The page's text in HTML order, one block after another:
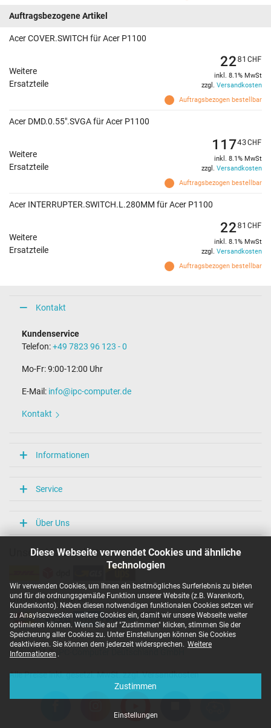
Diese Webseite verwendet Cookies und ähnliche
Technologien
Wir verwenden Cookies, um Ihnen ein bestmögliches Surferlebnis zu bieten
und für die ordnungsgemäße Funktion unserer Website (z.B. Warenkorb,
Kundenkonto). Neben diesen notwendigen funktionalen Cookies setzen wir
zu Anaylsezwecken weitere Cookies ein, damit wir unsere Webseite weiter
optimieren können. Wenn Sie auf "Zustimmen" klicken, stimmen Sie der
Speicherung aller Cookies zu. Unter Einstellungen können Sie Cookies
deaktivieren. Sie können dem jederzeit widersprechen. Weitere
Informationen .
Zustimmen
Einstellungen
Auftragsbezogene Artikel
Acer COVER.SWITCH für Acer P1100
Weitere
Ersatzteile
Auftragsbezogen bestellbar
2281 CHF
inkl. 8.1% MwSt
zzgl. Versandkosten
Acer DMD.0.55".SVGA für Acer P1100
Weitere
Ersatzteile
Auftragsbezogen bestellbar
11743CHF
inkl. 8.1% MwSt
zzgl. Versandkosten
Acer INTERRUPTER.SWITCH.L.280MM für Acer P1100
Weitere
Ersatzteile
Auftragsbezogen bestellbar
2281 CHF
inkl. 8.1% MwSt
zzgl. Versandkosten
Kontakt
Kundenservice
Telefon:+49 7823 96 123 - 0
Mo-Fr: 9:00-12:00 Uhr
E-Mail: info@ipc-computer.de
Kontakt
Informationen
Service
Über Uns
Unsere Versandarten
Unsere Zahlarten
Copyright ©
Alle Preise inkl. gesetzl. MwSt. zzgl. Versandkosten